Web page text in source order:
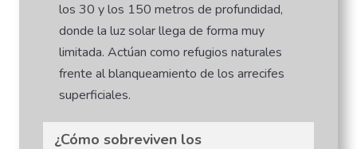
los 30 y los 150 metros de profundidad,
donde la luz solar llega de forma muy
limitada. Actúan como refugios naturales
frente al blanqueamiento de los arrecifes
superficiales.
¿Cómo sobreviven los